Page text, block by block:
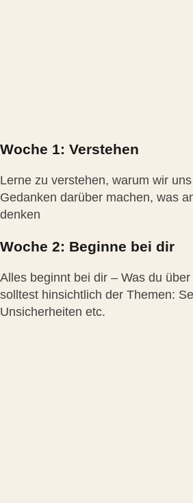
Woche 1: Verstehen
Lerne zu verstehen, warum wir
Gedanken darüber machen, was
denken
Woche 2: Beginne bei dir
Alles beginnt bei dir – Was du
solltest hinsichtlich der Themen:
Unsicherheiten etc.